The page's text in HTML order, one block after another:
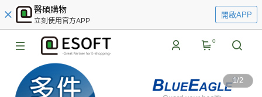
醫碩購物
立刻使用官方APP
開啟APP
0
1/2